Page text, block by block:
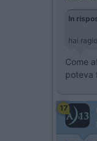
In
hai
Come
poteva
17